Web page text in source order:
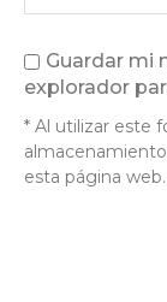
Guardar mi
explorador
* Al utilizar este
esta página web.